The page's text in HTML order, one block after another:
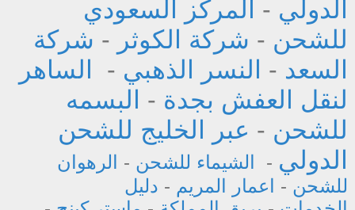
الدولي -
المركز السعودي
للشحن - شركة الكوثر - شركة
السعد - النسر الذهبي -
الساهر
لنقل العفش بجدة -
البسمه
للشحن - عبر الخليج للشحن
الدولي - الشيماء للشحن -
الرهوان
للشحن - اعمار المريم - دليل